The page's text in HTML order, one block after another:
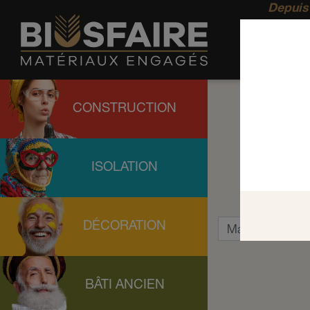
CONSTRUCTION
ISOLATION
DÉCORATION
BÂTI ANCIEN